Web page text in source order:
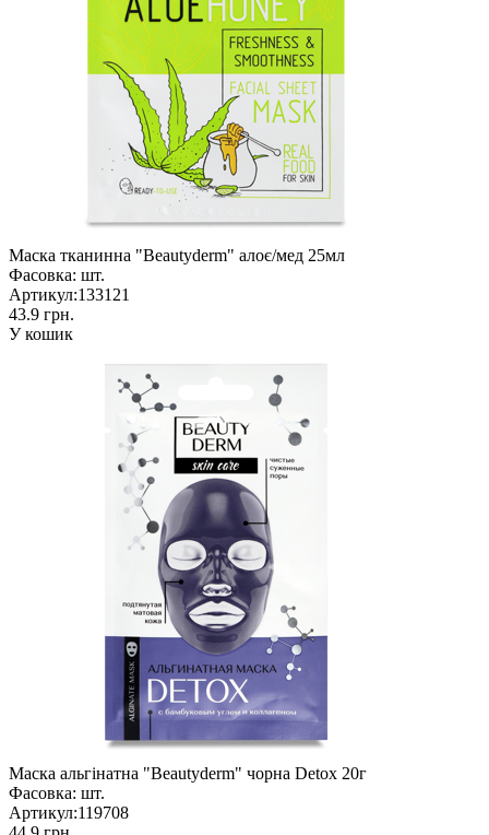
Маска тканинна "Beautyderm" алоє/мед 25мл
Фасовка: шт.
Артикул:133121
43.9 грн.
У кошик
Маска альгінатна "Beautyderm" чорна Detox 20г
Фасовка: шт.
Артикул:119708